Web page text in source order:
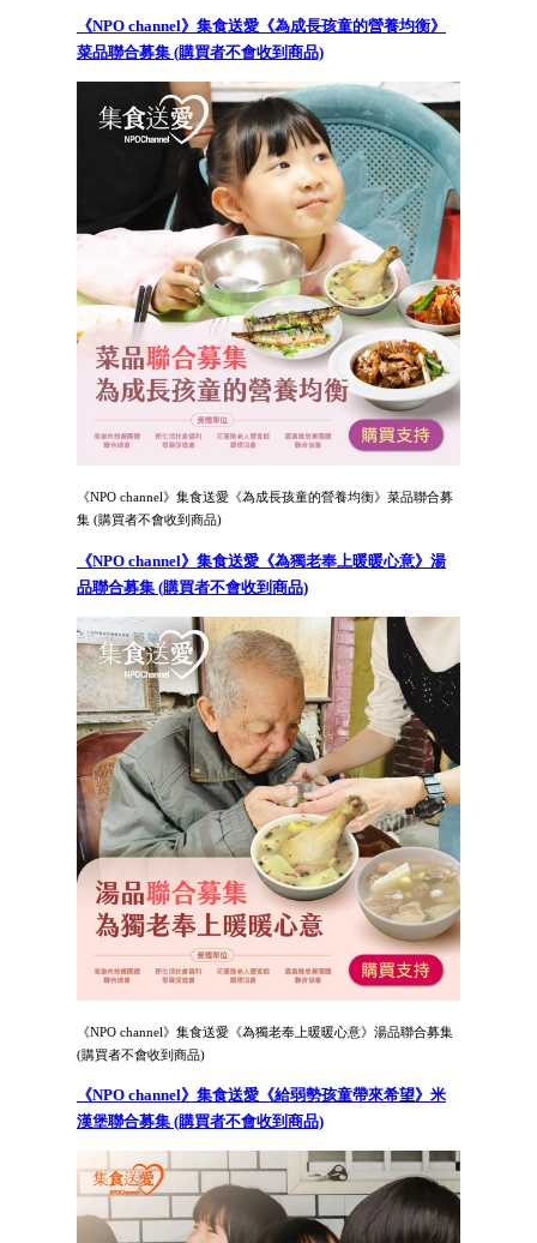
《NPO channel》集食送愛《為成長孩童的營養均衡》
菜品聯合募集 (購買者不會收到商品)
《NPO channel》集食送愛《為成長孩童的營養均衡》菜品聯合募
集 (購買者不會收到商品)
《NPO channel》集食送愛《為獨老奉上暖暖心意》湯
品聯合募集 (購買者不會收到商品)
《NPO channel》集食送愛《為獨老奉上暖暖心意》湯品聯合募集
(購買者不會收到商品)
《NPO channel》集食送愛《給弱勢孩童帶來希望》米
漢堡聯合募集 (購買者不會收到商品)